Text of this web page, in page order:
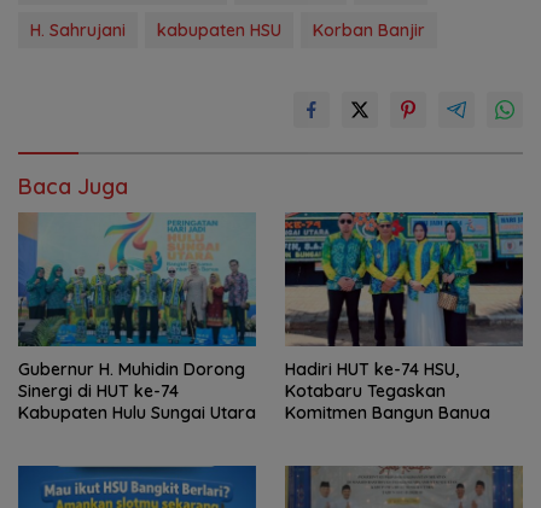
H. Sahrujani
kabupaten HSU Korban Banjir
Baca Juga
Gubernur H. Muhidin Dorong
Sinergi di HUT ke-74
Kabupaten Hulu Sungai Utara
Hadiri HUT ke-74 HSU,
Kotabaru Tegaskan
Komitmen Bangun Banua